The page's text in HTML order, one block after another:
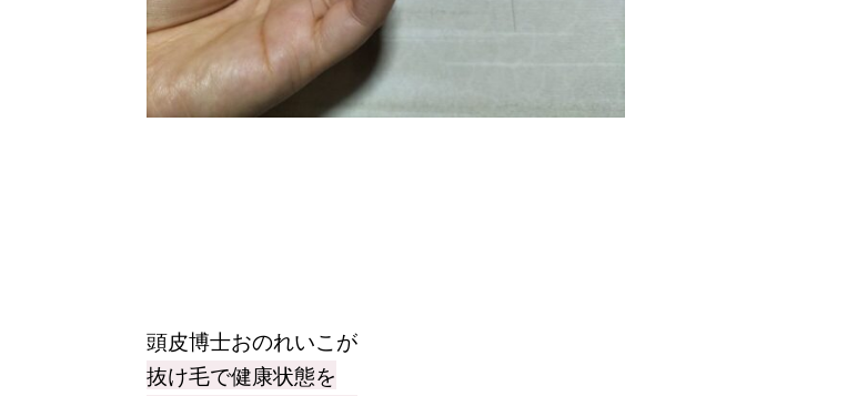
頭皮博士おのれいこが
抜け毛で健康状態を